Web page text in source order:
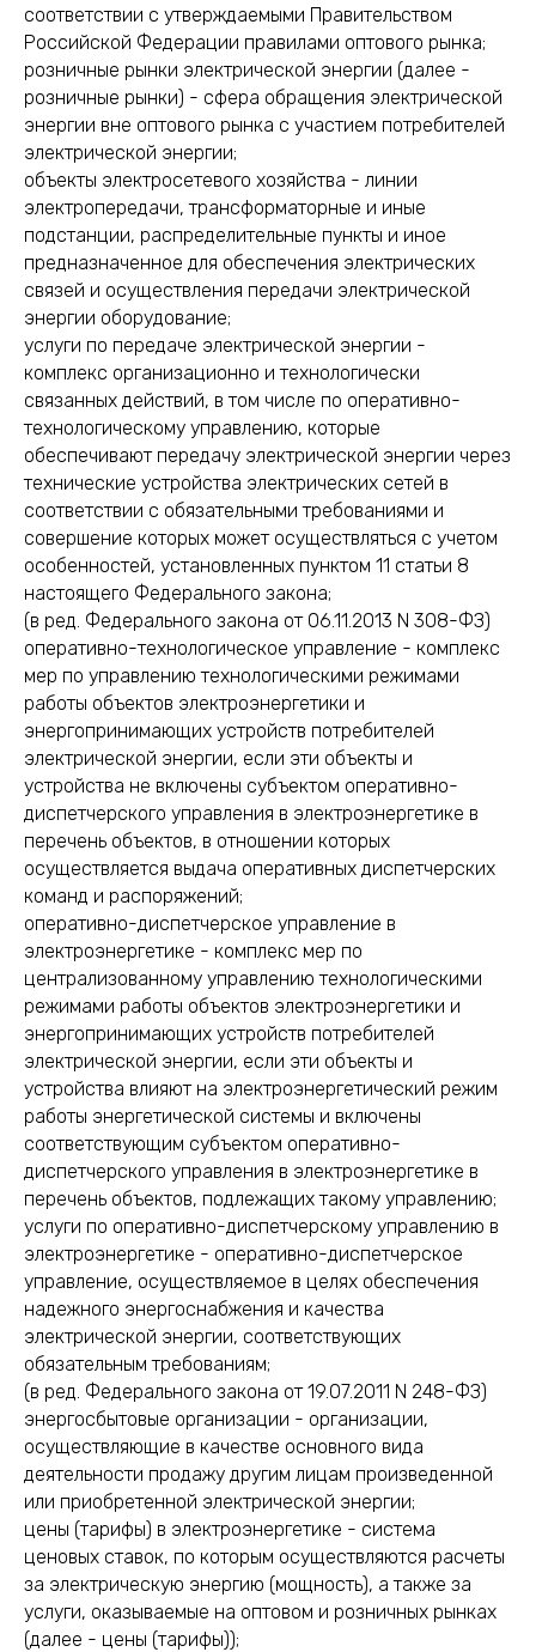
соответствии с утверждаемыми Правительством
Российской Федерации правилами оптового рынка;
розничные рынки электрической энергии (далее -
розничные рынки) - сфера обращения электрической
энергии вне оптового рынка с участием потребителей
электрической энергии;
объекты электросетевого хозяйства - линии
электропередачи, трансформаторные и иные
подстанции, распределительные пункты и иное
предназначенное для обеспечения электрических
связей и осуществления передачи электрической
энергии оборудование;
услуги по передаче электрической энергии -
комплекс организационно и технологически
связанных действий, в том числе по оперативно-
технологическому управлению, которые
обеспечивают передачу электрической энергии через
технические устройства электрических сетей в
соответствии с обязательными требованиями и
совершение которых может осуществляться с учетом
особенностей, установленных пунктом 11 статьи 8
настоящего Федерального закона;
(в ред. Федерального закона от 06.11.2013 N 308-ФЗ)
оперативно-технологическое управление - комплекс
мер по управлению технологическими режимами
работы объектов электроэнергетики и
энергопринимающих устройств потребителей
электрической энергии, если эти объекты и
устройства не включены субъектом оперативно-
диспетчерского управления в электроэнергетике в
перечень объектов, в отношении которых
осуществляется выдача оперативных диспетчерских
команд и распоряжений;
оперативно-диспетчерское управление в
электроэнергетике - комплекс мер по
централизованному управлению технологическими
режимами работы объектов электроэнергетики и
энергопринимающих устройств потребителей
электрической энергии, если эти объекты и
устройства влияют на электроэнергетический режим
работы энергетической системы и включены
соответствующим субъектом оперативно-
диспетчерского управления в электроэнергетике в
перечень объектов, подлежащих такому управлению;
услуги по оперативно-диспетчерскому управлению в
электроэнергетике - оперативно-диспетчерское
управление, осуществляемое в целях обеспечения
надежного энергоснабжения и качества
электрической энергии, соответствующих
обязательным требованиям;
(в ред. Федерального закона от 19.07.2011 N 248-ФЗ)
энергосбытовые организации - организации,
осуществляющие в качестве основного вида
деятельности продажу другим лицам произведенной
или приобретенной электрической энергии;
цены (тарифы) в электроэнергетике - система
ценовых ставок, по которым осуществляются расчеты
за электрическую энергию (мощность), а также за
услуги, оказываемые на оптовом и розничных рынках
(далее - цены (тарифы));